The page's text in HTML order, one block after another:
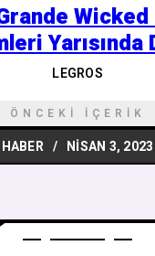
Yarısında
LEGROS
ÖNCEKI İÇERIK
HABER NISAN 3, 2023